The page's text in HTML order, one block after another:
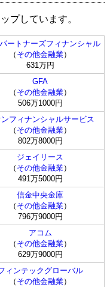
プしています。
ートナーズフィナンシャル
（ その他金融業）
631万円
GFA
（ その他金融業）
506万1000円
ンフィナンシャルサービス
（ その他金融業）
802万8000円
ジェイリース
（ その他金融業）
491万5000円
信金中央金庫
（ その他金融業）
796万9000円
アコム
（ その他金融業）
629万9000円
ィンテックグローバル
（ その他金融業）